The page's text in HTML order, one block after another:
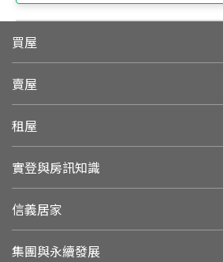
買屋
賣屋
租屋
實登與房訊知識
信義居家
集團與永續發展